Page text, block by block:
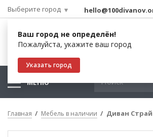
Выберите город
Ваш город не определён!
Пожалуйста, укажите ваш город
Указать город
МЕНЮ
Главная Мебель в наличии Диван